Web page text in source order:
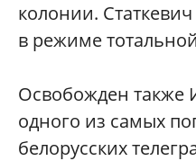
колонии.
в режиме
Освобожден также
одного из самых
белорусских